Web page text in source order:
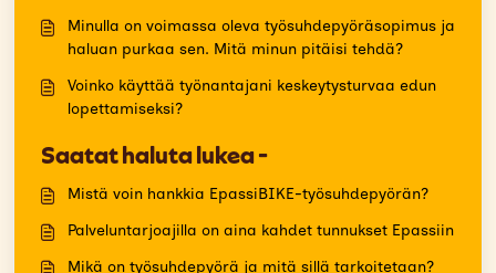
Minulla on voimassa oleva työsuhdepyöräsopimus ja
haluan purkaa sen. Mitä minun pitäisi tehdä?
Voinko käyttää työnantajani keskeytysturvaa edun
lopettamiseksi?
Saatat haluta lukea -
Mistä voin hankkia EpassiBIKE-työsuhdepyörän?
Palveluntarjoajilla on aina kahdet tunnukset Epassiin
Mikä on työsuhdepyörä ja mitä sillä tarkoitetaan?